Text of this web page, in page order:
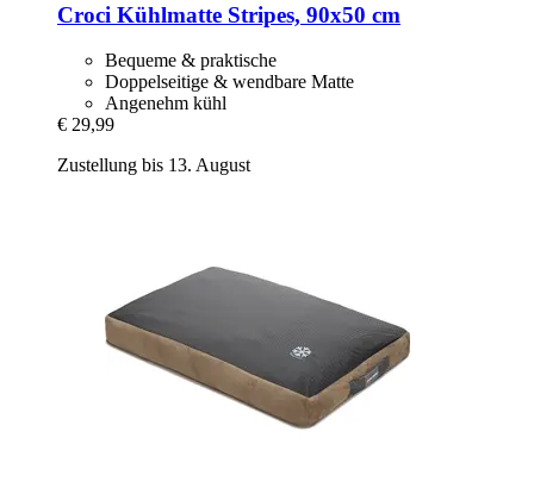
Croci Kühlmatte Stripes, 90x50 cm
Bequeme & praktische
Doppelseitige & wendbare Matte
Angenehm kühl
€ 29,99
Zustellung bis 13. August